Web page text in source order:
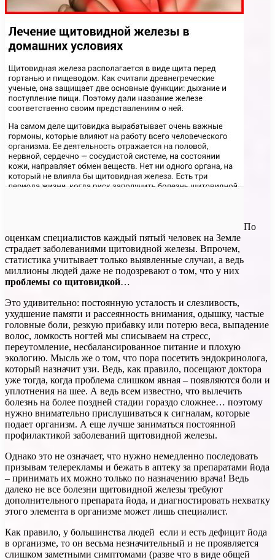
По
оценкам специалистов каждый пятый человек на Земле
страдает заболеваниями щитовидной железы. Впрочем,
статистика учитывает только выявленные случаи, а ведь
миллионы людей даже не подозревают о том, что у них
проблемы со щитовидкой…
Это удивительно: постоянную усталость и слезливость,
ухудшение памяти и рассеянность внимания, одышку, частые
головные боли, резкую прибавку или потерю веса, выпадение
волос, ломкость ногтей мы списываем на стресс,
переутомление, несбалансированное питание и плохую
экологию. Мысль же о том, что пора посетить эндокринолога,
который назначит узи. Ведь, как правило, посещают доктора
уже тогда, когда проблема слишком явная – появляются боли и
уплотнения на шее. А ведь всем известно, что вылечить
болезнь на более поздней стадии гораздо сложнее… поэтому
нужно внимательно прислушиваться к сигналам, которые
подает организм. А еще лучше заниматься постоянной
профилактикой заболеваний щитовидной железы.
Однако это не означает, что нужно немедленно последовать
призывам телерекламы и бежать в аптеку за препаратами йода
– принимать их можно только по назначению врача! Ведь
далеко не все болезни щитовидной железы требуют
дополнительного препарата йода, и диагностировать нехватку
этого элемента в организме может лишь специалист.
Как правило, у большинства людей если и есть дефицит йода
в организме, то он весьма незначительный и не проявляется
слишком заметными симптомами (разве что в виде общей